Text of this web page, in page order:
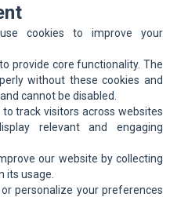
de l'allemand ou du portugais
expérience et vos
et une large autonomie de
cookies to improve your
provide core functionality. The
without these cookies and
cannot be disabled.
track visitors across websites
relevant and engaging
our website by collecting
its usage.
personalize your preferences